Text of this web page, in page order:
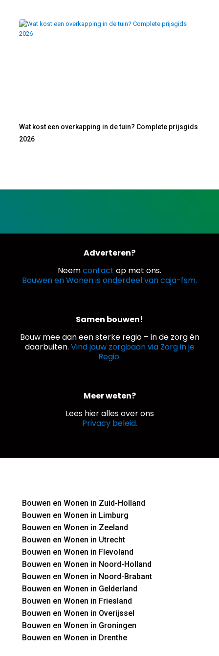
Wat kost een overkapping in de tuin? Complete prijsgids
2026
Adverteren?
Neemcontact op met ons.
Bouwen en Wonen is onderdeel van caja-fsm.
Samen bouwen!
Bouw mee aan een sterke regio – in de zorg én
daarbuiten. Vind jouw zorgbaan via Zorg in je
Regio.
Meer weten?
Lees hier alles over ons
Privacy beleid.
Bouwen en Wonen in Zuid-Holland
Bouwen en Wonen in Limburg
Bouwen en Wonen in Zeeland
Bouwen en Wonen in Utrecht
Bouwen en Wonen in Flevoland
Bouwen en Wonen in Noord-Holland
Bouwen en Wonen in Noord-Brabant
Bouwen en Wonen in Gelderland
Bouwen en Wonen in Friesland
Bouwen en Wonen in Overijssel
Bouwen en Wonen in Groningen
Bouwen en Wonen in Drenthe